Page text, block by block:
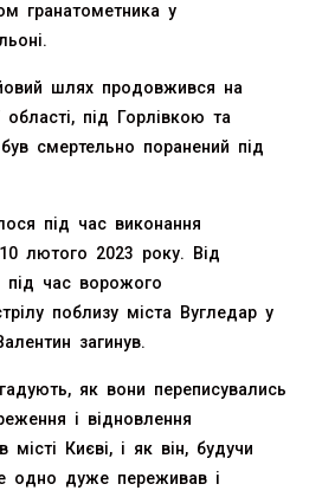
гранатометника у
шлях продовжився на
області, під Горлівкою та
смертельно поранений під
під час виконання
лютого 2023 року. Від
під час ворожого
поблизу міста Вугледар у
загинув.
як вони переписувались
і відновлення
Києві, і як він, будучи
одно дуже переживав і